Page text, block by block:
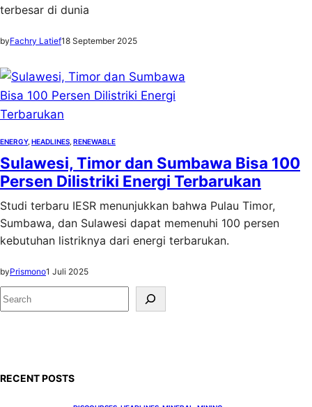
terbesar di dunia
byFachry Latief18 September 2025
ENERGY, HEADLINES RENEWABLE
Sulawesi, Timor dan Sumbawa Bisa 100
Persen Dilistriki Energi Terbarukan
Studi terbaru IESR menunjukkan bahwa Pulau Timor,
Sumbawa, dan Sulawesi dapat memenuhi 100 persen
kebutuhan listriknya dari energi terbarukan.
byPrismono1 Juli 2025
S
e
RECENT POSTS